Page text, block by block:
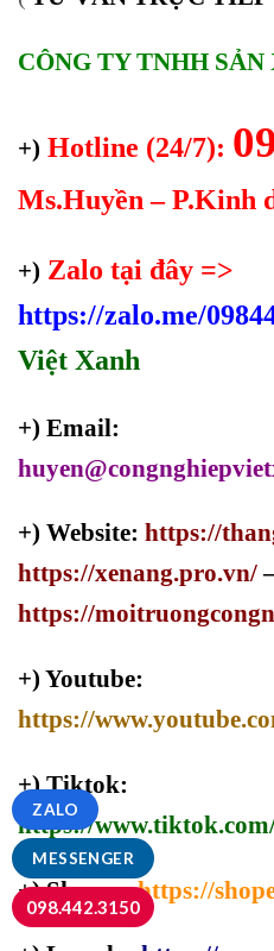
CÔNG TY TNHH
+) Hotline (24/7):
Ms.Huyền – P.Kinh
+) Zalo tại đây =>
https://zalo.me/
Việt Xanh
+) Email:
+) Website: https://
https://xenang.pro.vn/
https://
+) Youtube:
https://
+) Tiktok:
https://
+) Shopee:https://
MESSENGER
ZALO
098.442.3150